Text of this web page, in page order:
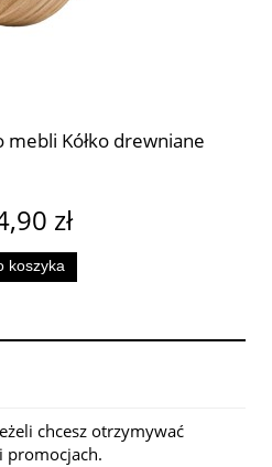
mebli Kółko drewniane
zł
koszyka
chcesz otrzymywać
promocjach.